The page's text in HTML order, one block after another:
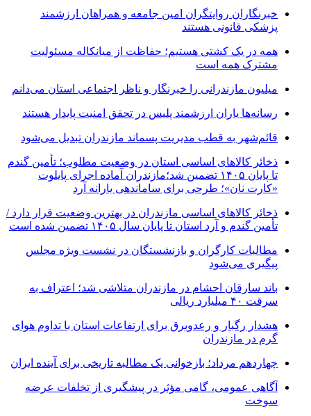
خبرنگاران روایتگران امین جامعه و همراهان ارزشمند
پزشکی قانونی هستند
همه در یک کشتی هستیم؛ حفاظت از میانکاله مسئولیت
مشترک همه است
میلیون مازندرانی را خبرنگار و ناظر اجتماعی استان می‌دانم
رسانه‌ها یاران ارزشمند پلیس در تحقق امنیت پایدار هستند
قائم‌شهر به قطب مدیریت پسماند مازندران تبدیل می‌شود
ذخائر کالاهای اساسی استان در وضعیت مطلوب؛ تأمین گندم
تا پایان ۱۴۰۵ تضمین شد؛مازندران آماده اجرای پایلوت
«کارت نان»؛ طرحی برای ساماندهی یارانه آرد
ذخائر کالاهای اساسی مازندران در بهترین وضعیت قرار دارد /
تأمین گندم و آرد استان تا پایان سال ۱۴۰۵ تضمین شده است
مطالبات کارگران و بازنشستگان در نشست ویژه مجلس
پیگیری می‌شود
باند سارقان احشام در مازندران متلاشی شد؛ اعتراف به
سرقت ۴۰ میلیارد ریالی
هشدار رگبار و رعدوبرق برای ارتفاعات استان با تداوم هوای
گرم در مازندران
چهاردهم مرداد؛ بازخوانی یک مطالبه تاریخی برای آینده ایران
آگاهی عمومی، گامی مؤثر در پیشگیری از تخلفات عرضه
سوخت